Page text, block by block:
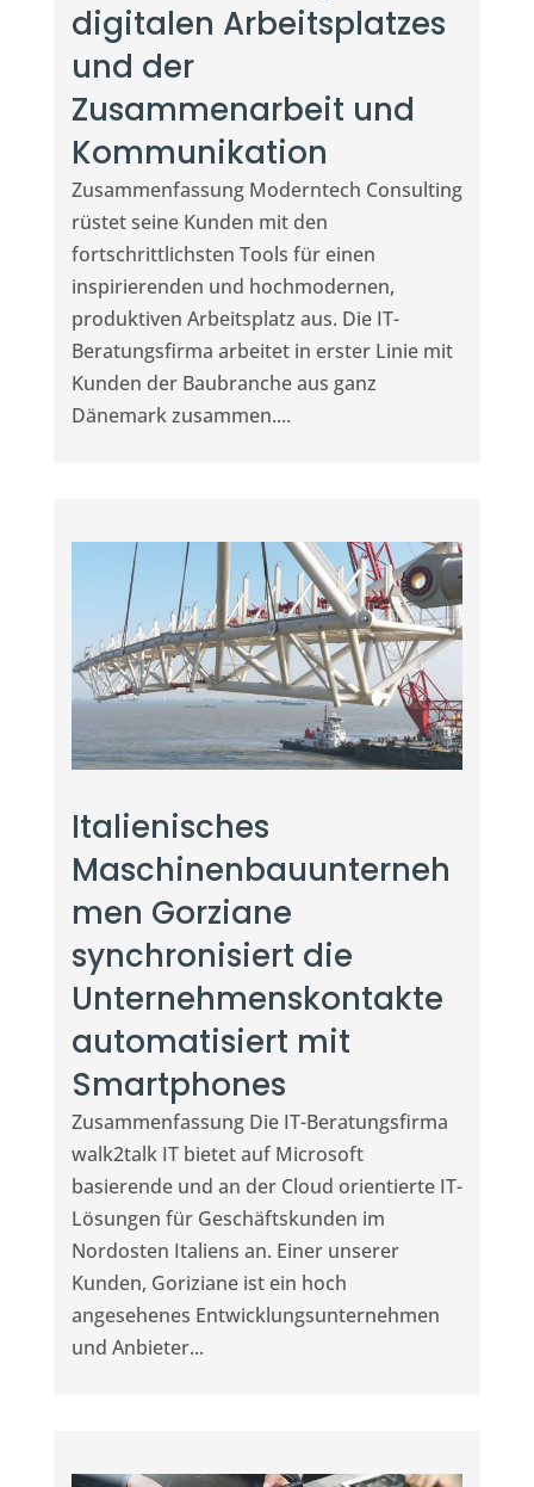
digitalen Arbeitsplatzes
und der
Zusammenarbeit und
Kommunikation
Zusammenfassung Moderntech Consulting
rüstet seine Kunden mit den
fortschrittlichsten Tools für einen
inspirierenden und hochmodernen,
produktiven Arbeitsplatz aus. Die IT-
Beratungsfirma arbeitet in erster Linie mit
Kunden der Baubranche aus ganz
Dänemark zusammen....
Italienisches
Maschinenbauunterneh
men Gorziane
synchronisiert die
Unternehmenskontakte
automatisiert mit
Smartphones
Zusammenfassung Die IT-Beratungsfirma
walk2talk IT bietet auf Microsoft
basierende und an der Cloud orientierte IT-
Lösungen für Geschäftskunden im
Nordosten Italiens an. Einer unserer
Kunden, Goriziane ist ein hoch
angesehenes Entwicklungsunternehmen
und Anbieter...